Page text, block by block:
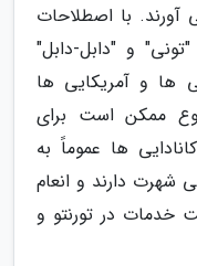
با اصطلاحات
"تونی" و "دابل-دابل"
ها و آمریکایی ها
ممکن است برای
ها عموماً به
شهرت دارند و انعام
خدمات در تورنتو و